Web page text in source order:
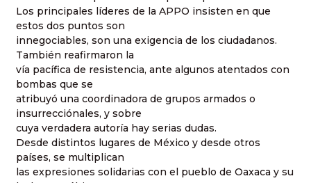
Los principales líderes de la APPO insisten en que
estos dos puntos son
innegociables, son una exigencia de los ciudadanos.
También reafirmaron la
vía pacífica de resistencia, ante algunos atentados con
bombas que se
atribuyó una coordinadora de grupos armados o
insurrecciónales, y sobre
cuya verdadera autoría hay serias dudas.
Desde distintos lugares de México y desde otros
países, se multiplican
las expresiones solidarias con el pueblo de Oaxaca y su